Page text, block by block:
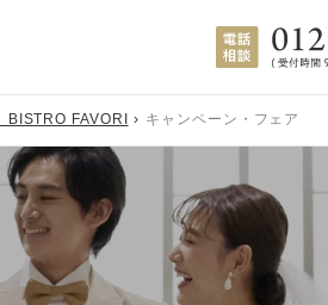
BISTRO FAVORI キャンペーン・フェア